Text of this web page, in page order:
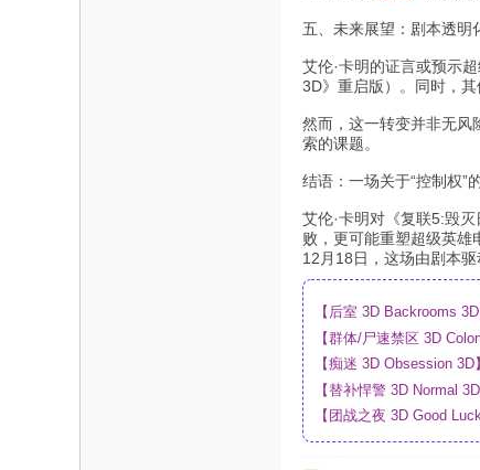
五、未来展望：剧本透明
艾伦·卡明的证言或预示
3D》重启版）。同时，其
然而，这一转变并非无风
索的课题。
结语：一场关于“控制权”
艾伦·卡明对《复联5:毁
败，更可能重塑超级英
12月18日，这场由剧本
【后室 3D Backrooms
【群体/尸速禁区 3D
盘
【痴迷 3D Obsession
【替补悍警 3D Normal
【团战之夜 3D Good